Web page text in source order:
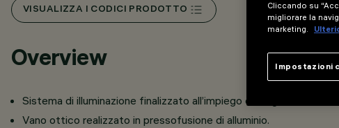
VISUALIZZA I CODICI PRODOTTO
Overview
Sistema di illuminazione finalizzato all’impiego di sorgenti luminose
Vano ottico realizzato in pressofusione di alluminio.
Cliccando su
migliorare la
marketing.
Impostazioni